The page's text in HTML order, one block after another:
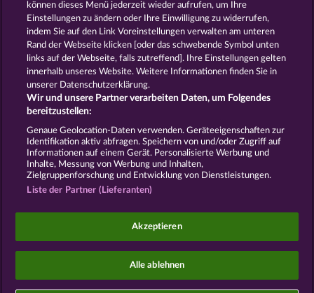
GOLDEN EI OF
MOORHUHN
FOREVER
DIAMONDS
Alle Spiele zeigen
AGB Datenschutz
Unternehmensseite
Widerruf einreichen
Social Casino Spiele dienen der reinen Unterhaltung
Erfolge bei Glücksspielen mit Geldeinsatz.
©2026 Whow Games GmbH
können dieses Menü jederzeit wieder aufrufen, um Ihre
Einstellungen zu ändern oder Ihre Einwilligung zu widerrufen,
indem Sie auf den Link Voreinstellungen verwalten am unteren
Rand der Webseite klicken [oder das schwebende Symbol unten
links auf der Webseite, falls zutreffend]. Ihre Einstellungen gelten
innerhalb unseres Website. Weitere Informationen finden Sie in
unserer Datenschutzerklärung.
Wir und unsere Partner verarbeiten Daten, um Folgendes
bereitzustellen:
Genaue Geolocation-Daten verwenden. Geräteeigenschaften zur
Identifikation aktiv abfragen. Speichern von und/oder Zugriff auf
Informationen auf einem Gerät. Personalisierte Werbung und
Inhalte, Messung von Werbung und Inhalten,
Zielgruppenforschung und Entwicklung von Dienstleistungen.
Liste der Partner (Lieferanten)
Akzeptieren
Alle ablehnen